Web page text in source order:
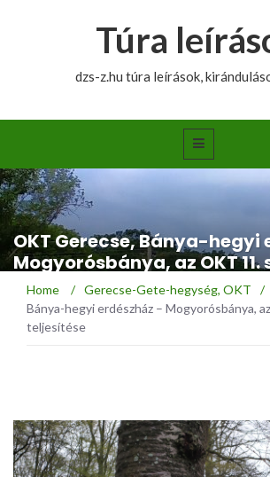
Túra
dzs-z.hu túra leírások,
OKT Gerecse, Bánya-hegyi
Mogyorósbánya, az OKT 11.
teljesítése
Home / Gerecse-Gete-hegység, OKT /
Bánya-hegyi erdészház – Mogyorósbánya,
teljesítése